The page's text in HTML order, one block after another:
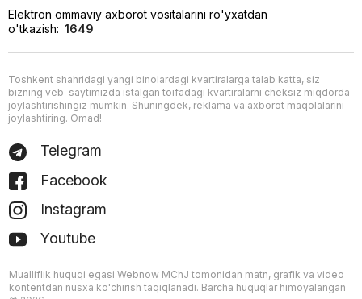
Elektron ommaviy axborot vositalarini ro'yxatdan
o'tkazish: 1649
Toshkent shahridagi yangi binolardagi kvartiralarga talab katta, siz
bizning veb-saytimizda istalgan toifadagi kvartiralarni cheksiz miqdorda
joylashtirishingiz mumkin. Shuningdek, reklama va axborot maqolalarini
joylashtiring. Omad!
Telegram
Facebook
Instagram
Youtube
Mualliflik huquqi egasi Webnow MChJ tomonidan matn, grafik va video
kontentdan nusxa ko'chirish taqiqlanadi. Barcha huquqlar himoyalangan